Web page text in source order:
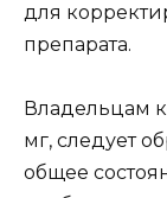
для
препарата.
Владельцам
мг, следует
общее